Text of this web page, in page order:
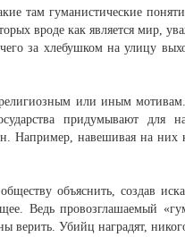
там гуманистические
вроде как является мир,
за хлебушком на улицу
религиозным или иным
придумывают для
Например, навешивая на них
объяснить, создав
Ведь провозглашаемый
верить. Убийц наградят,